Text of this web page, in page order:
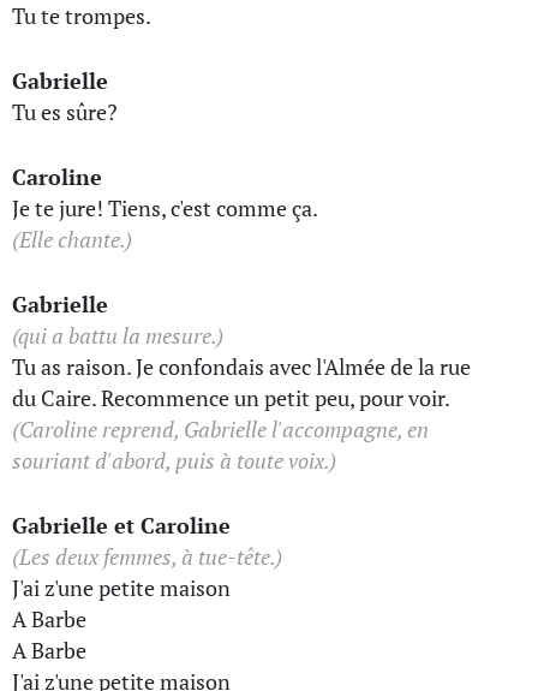
Tu te trompes.
Gabrielle
Tu es sûre?
Caroline
Je te jure! Tiens, c'est comme ça.
(Elle chante.)
Gabrielle
(qui a battu la mesure.)
Tu as raison. Je confondais avec l'Almée de la rue
du Caire. Recommence un petit peu, pour voir.
(Caroline reprend, Gabrielle l'accompagne, en
souriant d'abord, puis à toute voix.)
Gabrielle et Caroline
(Les deux femmes, à tue-tête.)
J'ai z'une petite maison
A Barbe
A Barbe
J'ai z'une petite maison